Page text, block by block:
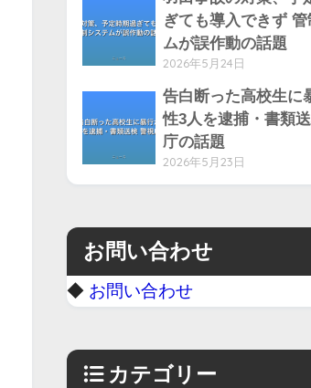
ぎても導入できず
ムが誤作動の話題
2026年5月24日
告白断った高校生に
性3人を逮捕・書類
庁の話題
2026年5月23日
お問い合わせ
◆ お問い合わせ
カテゴリー